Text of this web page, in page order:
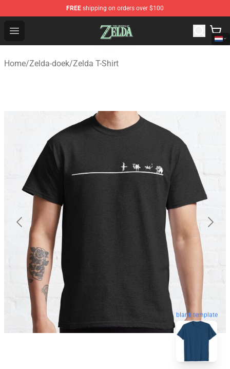
FREE shipping on orders over $100
Open menu
The Legend of Zelda Store - Official The Legend of
Home/Zelda-doek/Zelda T-Shirt
blank template